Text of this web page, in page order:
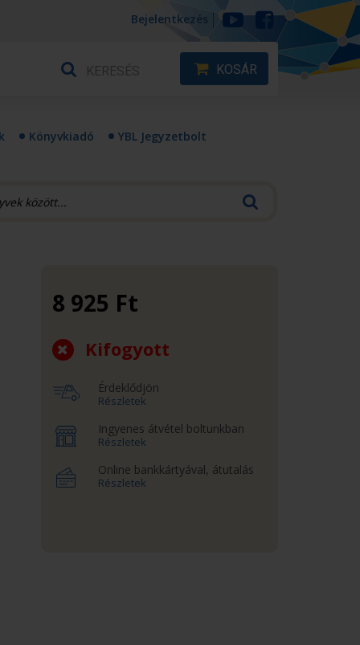
Bejelentkezés
KOSÁR
Könyvkiadó YBL Jegyzetbolt
8 925 Ft
Kifogyott
Érdeklődjön
Részletek
Ingyenes átvétel boltunkban
Részletek
Online bankkártyával, átutalás
Részletek